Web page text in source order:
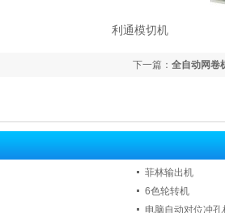
利通模切机
下一篇： 全自动网卷
菲林输出机
6色轮转机
电脑自动对位冲孔